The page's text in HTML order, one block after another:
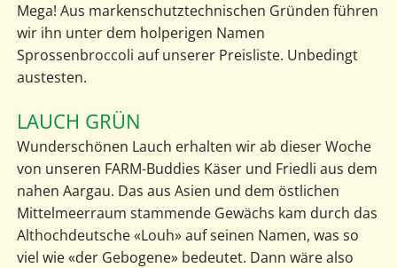
Mega! Aus markenschutztechnischen Gründen führen
wir ihn unter dem holperigen Namen
Sprossenbroccoli auf unserer Preisliste. Unbedingt
austesten.
LAUCH GRÜN
Wunderschönen Lauch erhalten wir ab dieser Woche
von unseren FARM-Buddies Käser und Friedli aus dem
nahen Aargau. Das aus Asien und dem östlichen
Mittelmeerraum stammende Gewächs kam durch das
Althochdeutsche «Louh» auf seinen Namen, was so
viel wie «der Gebogene» bedeutet. Dann wäre also